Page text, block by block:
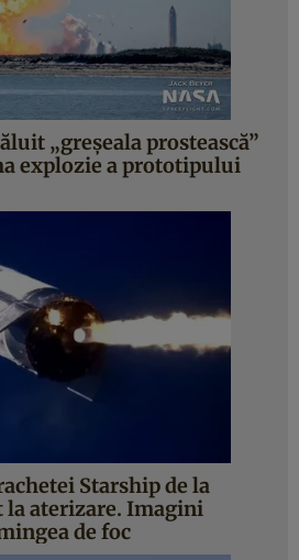
„greșeala prostească”
explozie a prototipului
Starship de la
la aterizare. Imagini
de foc